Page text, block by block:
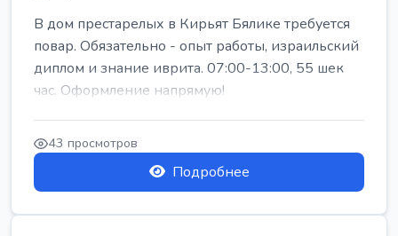
В дом престарелых в Кирьят Бялике требуется
повар. Обязательно - опыт работы, израильский
диплом и знание иврита. 07:00-13:00, 55 шек
час. Оформление напрямую!
43 просмотров
Подробнее